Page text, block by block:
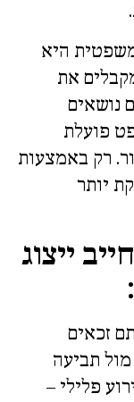
היא
את
נושאים
פועלת
רק באמצעות
יותר
ייצוג
זכאים
תביעה
פלילי –